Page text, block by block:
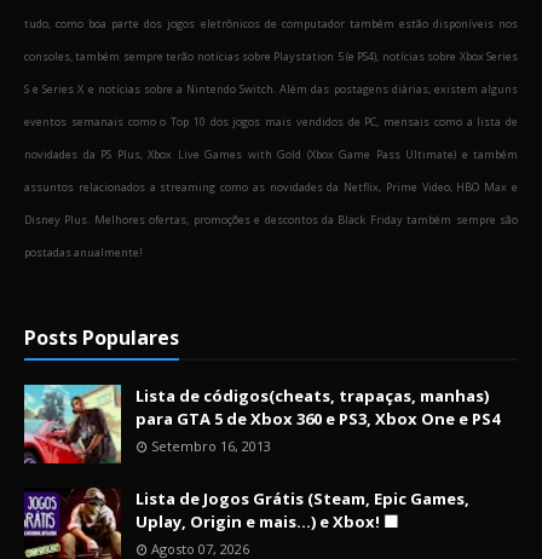
tudo, como boa parte dos jogos eletrônicos de computador também estão disponíveis nos
consoles, também sempre terão notícias sobre Playstation 5 (e PS4), notícias sobre Xbox Series
S e Series X e notícias sobre a Nintendo Switch. Além das postagens diárias, existem alguns
eventos semanais como o Top 10 dos jogos mais vendidos de PC, mensais como a lista de
novidades da PS Plus, Xbox Live Games with Gold (Xbox Game Pass Ultimate) e também
assuntos relacionados a streaming como as novidades da Netflix, Prime Video, HBO Max e
Disney Plus. Melhores ofertas, promoções e descontos da Black Friday também sempre são
postadas anualmente!
Posts Populares
Lista de códigos(cheats, trapaças, manhas)
para GTA 5 de Xbox 360 e PS3, Xbox One e PS4
Setembro 16, 2013
Lista de Jogos Grátis (Steam, Epic Games,
Uplay, Origin e mais...) e Xbox! 🟩
Agosto 07, 2026